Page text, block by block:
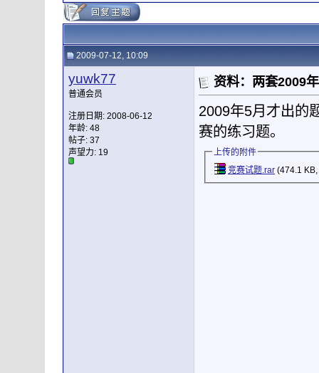
2009-07-12, 10:09
yuwk77
普通会员
注册日期: 2008-06-12
年龄: 48
帖子: 37
声望力: 19
资料：两套2009
2009年5月才出的
赛的练习题。
上传的附件
竞赛试题.rar(474.1 KB,